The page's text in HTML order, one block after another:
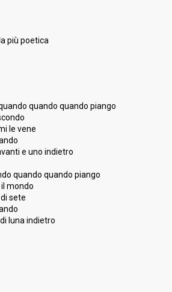
più poetica
quando quando piango
le vene
e uno indietro
quando quando piango
il mondo
sete
luna indietro